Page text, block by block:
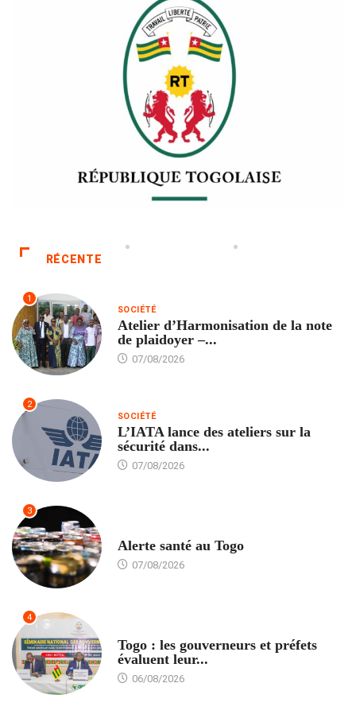
RÉCENTE
1
SOCIÉTÉ
Atelier d’Harmonisation de la note
de plaidoyer –...
07/08/2026
2
SOCIÉTÉ
L’IATA lance des ateliers sur la
sécurité dans...
07/08/2026
3
Alerte santé au Togo
07/08/2026
4
Togo : les gouverneurs et préfets
évaluent leur...
06/08/2026